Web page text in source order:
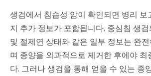
생검에서 침습성 암이 확인되면 병리 보
지 추가 정보가 포함됩니다. 중심침 생
및 절제연 상태와 같은 일부 정보는 완
며 종양을 외과적으로 제거한 후에야 최
다. 그러나 생검을 통해 얻을 수 있는 종